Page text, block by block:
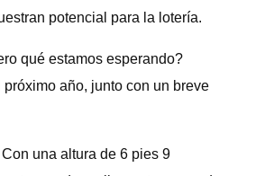
potencial para la lotería.
qué estamos esperando?
año, junto con un breve
una altura de 6 pies 9